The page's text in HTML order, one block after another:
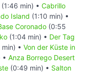
(1:46 min) • Cabrillo
Island (1:10 min) •
Coronado (0:55
(1:04 min) • Der Tag
• Von der Küste in
• Anza Borrego Desert
(0:49 min) • Salton